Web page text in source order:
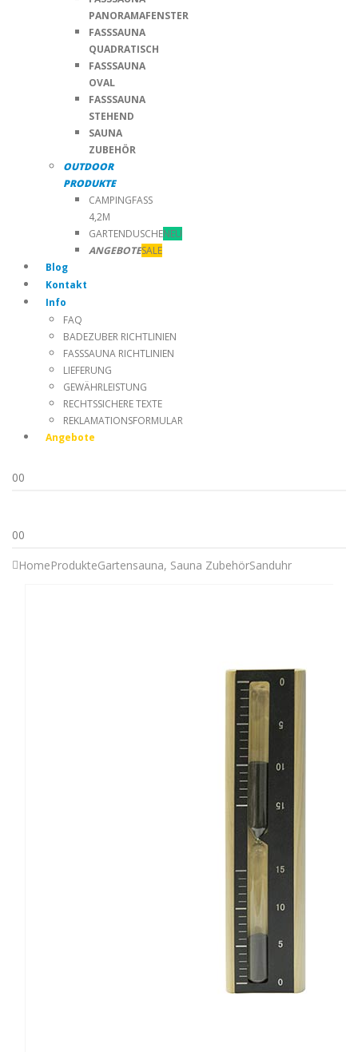
PANORAMAFENSTER
FASSSAUNA
QUADRATISCH
FASSSAUNA
OVAL
FASSSAUNA
STEHEND
SAUNA
ZUBEHÖR
OUTDOOR
PRODUKTE
CAMPINGFASS
4,2M
GARTENDUSCHENEU
ANGEBOTESALE
Blog
Kontakt
Info
FAQ
BADEZUBER RICHTLINIEN
FASSSAUNA RICHTLINIEN
LIEFERUNG
GEWÄHRLEISTUNG
RECHTSSICHERE TEXTE
REKLAMATIONSFORMULAR
Angebote
00
00
HomeProdukteGartensauna, Sauna ZubehörSanduhr